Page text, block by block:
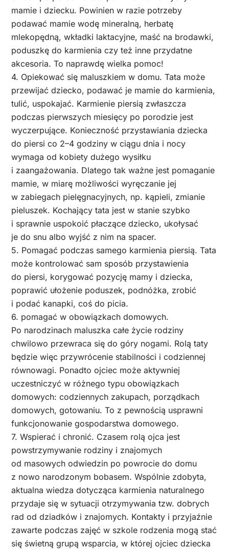
mamie i dziecku. Powinien w razie potrzeby
podawać mamie wodę mineralną, herbatę
mlekopędną, wkładki laktacyjne, maść na brodawki,
poduszkę do karmienia czy też inne przydatne
akcesoria. To naprawdę wielka pomoc!
4. Opiekować się maluszkiem w domu. Tata może
przewijać dziecko, podawać je mamie do karmienia,
tulić, uspokajać. Karmienie piersią zwłaszcza
podczas pierwszych miesięcy po porodzie jest
wyczerpujące. Konieczność przystawiania dziecka
do piersi co 2–4 godziny w ciągu dnia i nocy
wymaga od kobiety dużego wysiłku
i zaangażowania. Dlatego tak ważne jest pomaganie
mamie, w miarę możliwości wyręczanie jej
w zabiegach pielęgnacyjnych, np. kąpieli, zmianie
pieluszek. Kochający tata jest w stanie szybko
i sprawnie uspokoić płaczące dziecko, ukołysać
je do snu albo wyjść z nim na spacer.
5. Pomagać podczas samego karmienia piersią. Tata
może kontrolować sam sposób przystawienia
do piersi, korygować pozycję mamy i dziecka,
poprawić ułożenie poduszek, podnóżka, zrobić
i podać kanapki, coś do picia.
6. pomagać w obowiązkach domowych.
Po narodzinach maluszka całe życie rodziny
chwilowo przewraca się do góry nogami. Rolą taty
będzie więc przywrócenie stabilności i codziennej
równowagi. Ponadto ojciec może aktywniej
uczestniczyć w różnego typu obowiązkach
domowych: codziennych zakupach, porządkach
domowych, gotowaniu. To z pewnością usprawni
funkcjonowanie gospodarstwa domowego.
7. Wspierać i chronić. Czasem rolą ojca jest
powstrzymywanie rodziny i znajomych
od masowych odwiedzin po powrocie do domu
z nowo narodzonym bobasem. Wspólnie zdobyta,
aktualna wiedza dotycząca karmienia naturalnego
przydaje się w sytuacji otrzymywania tzw. dobrych
rad od dziadków i znajomych. Kontakty i przyjaźnie
zawarte podczas zajęć w szkole rodzenia mogą stać
się świetną grupą wsparcia, w której ojciec dziecka